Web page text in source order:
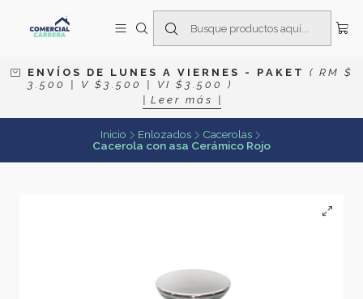
E N V Í O S D E L U N E S A V I E R N E S - P A K E T
( R M $
3 . 5 0 0 | V $ 3 . 5 0 0 | V I $ 3 . 5 0 0 )
| L e e r m á s |
Inicio Enlozados
Cacerolas
Cacerola con asa Cerámico Rojo